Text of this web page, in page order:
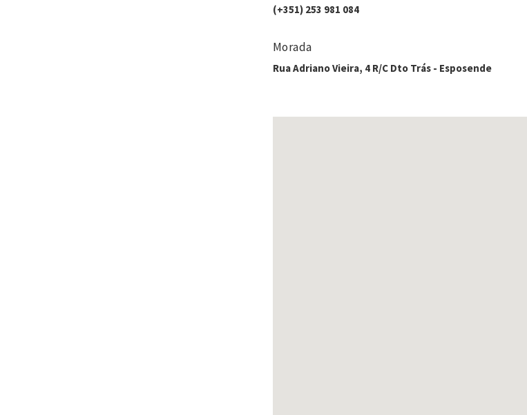
(+351) 253 981 084
Morada
Rua Adriano Vieira, 4 R/C Dto Trás - Esposende